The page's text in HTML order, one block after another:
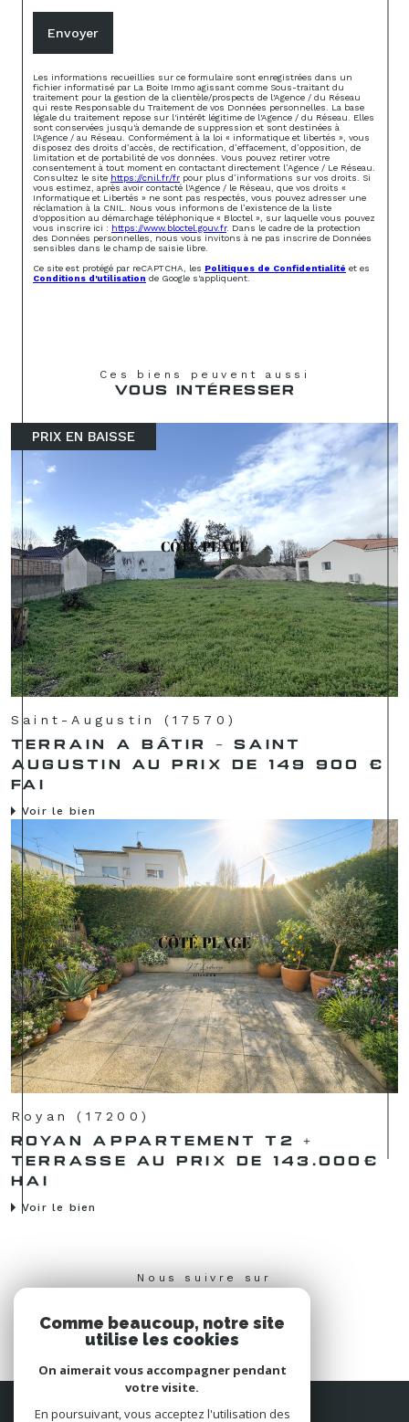
Envoyer
Les informations recueillies sur ce formulaire sont enregistrées dans un
fichier informatisé par La Boite Immo agissant comme Sous-traitant du
traitement pour la gestion de la clientèle/prospects de l'Agence / du Réseau
qui reste Responsable du Traitement de vos Données personnelles. La base
légale du traitement repose sur l'intérêt légitime de l'Agence / du Réseau. Elles
sont conservées jusqu'à demande de suppression et sont destinées à
l'Agence / au Réseau. Conformément à la loi « informatique et libertés », vous
disposez des droits d’accès, de rectification, d’effacement, d’opposition, de
limitation et de portabilité de vos données. Vous pouvez retirer votre
consentement à tout moment en contactant directement l’Agence / Le Réseau.
Consultez le site https://cnil.fr/fr pour plus d’informations sur vos droits. Si
vous estimez, après avoir contacté l'Agence / le Réseau, que vos droits «
Informatique et Libertés » ne sont pas respectés, vous pouvez adresser une
réclamation à la CNIL. Nous vous informons de l’existence de la liste
d'opposition au démarchage téléphonique « Bloctel », sur laquelle vous pouvez
vous inscrire ici : https://www.bloctel.gouv.fr. Dans le cadre de la protection
des Données personnelles, nous vous invitons à ne pas inscrire de Données
sensibles dans le champ de saisie libre.
Ce site est protégé par reCAPTCHA, les Politiques de Confidentialité et es
Conditions d'utilisation de Google s'appliquent.
Ces biens peuvent aussi
VOUS INTÉRESSER
PRIX EN BAISSE
Saint-Augustin (17570)
TERRAIN A BÂTIR - SAINT
AUGUSTIN AU PRIX DE 149 900 €
FAI
Voir le bien
Royan (17200)
ROYAN APPARTEMENT T2 +
TERRASSE AU PRIX DE 143.000€
HAI
Voir le bien
Nous suivre sur
Comme beaucoup, notre site
utilise les cookies
On aimerait vous accompagner pendant
votre visite.
En poursuivant, vous acceptez l'utilisation des